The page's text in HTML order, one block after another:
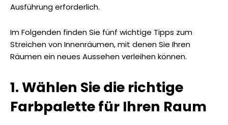
Ausführung erforderlich.
Im Folgenden finden Sie fünf wichtige Tipps zum
Streichen von Innenräumen, mit denen Sie Ihren
Räumen ein neues Aussehen verleihen können.
1. Wählen Sie die richtige
Farbpalette für Ihren Raum